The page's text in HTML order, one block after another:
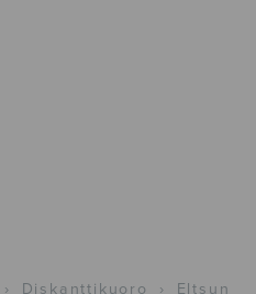
› Diskanttikuoro ›
Eltsun